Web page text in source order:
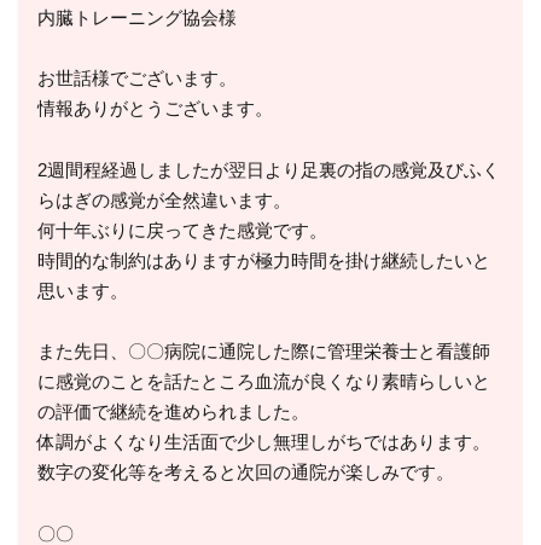
内臓トレーニング協会様
お世話様でございます。
情報ありがとうございます。
2週間程経過しましたが翌日より足裏の指の感覚及びふく
らはぎの感覚が全然違います。
何十年ぶりに戻ってきた感覚です。
時間的な制約はありますが極力時間を掛け継続したいと
思います。
また先日、〇〇病院に通院した際に管理栄養士と看護師
に感覚のことを話たところ血流が良くなり素晴らしいと
の評価で継続を進められました。
体調がよくなり生活面で少し無理しがちではあります。
数字の変化等を考えると次回の通院が楽しみです。
〇〇